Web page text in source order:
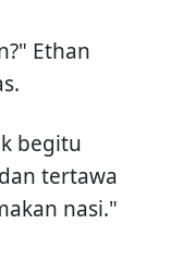
Ethan
begitu
tertawa
nasi."